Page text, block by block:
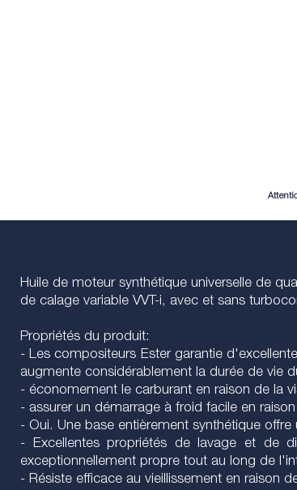
Huile de moteur synthétique universelle de
de calage variable VVT-i, avec et sans
Propriétés du produit:
- Les compositeurs Ester garantie
augmente considérablement la durée de vie
- économement le carburant en raison de la
- assurer un démarrage à froid facile en
- Oui. Une base entièrement synthétique
- Excellentes propriétés de lavage et de
exceptionnellement propre tout au long de
- Résiste efficace au vieillissement en raison